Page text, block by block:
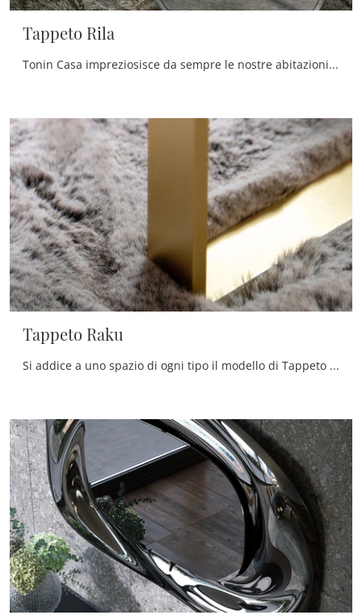
Tappeto Rila
Tonin Casa impreziosisce da sempre le nostre abitazioni con mobili ed elementi accessori di design, che donano all'insieme una bellezza inimitabile e ...
Tappeto Raku
Si addice a uno spazio di ogni tipo il modello di Tappeto Raku di Tonin Casa che vedi: completerà i mobili di casa unendo praticità e design.